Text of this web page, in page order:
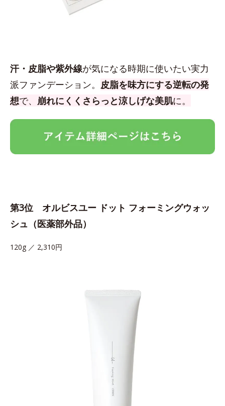
汗・皮脂や紫外線が気になる時期に使いたい実力
派ファンデーション。 皮脂を味方にする逆転の発
想で、 崩れにくくさらっと涼しげな美肌に。
第3位 オルビスユー ドット フォーミングウォッ
シュ（医薬部外品）
120g ／ 2,310円